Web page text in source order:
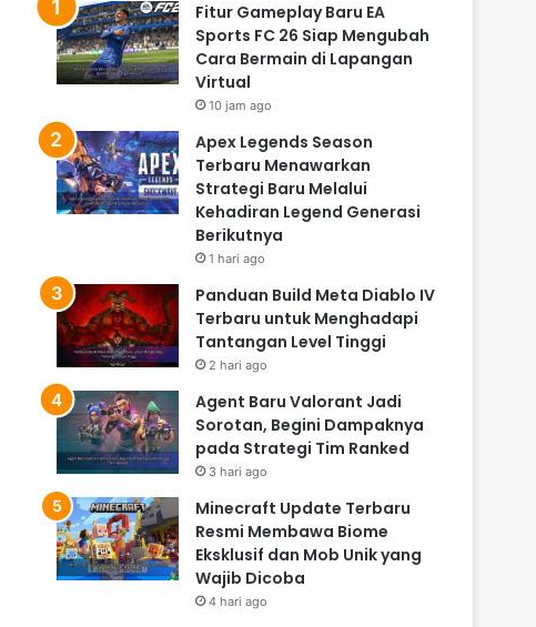
Fitur Gameplay Baru EA
Sports FC 26 Siap Mengubah
Cara Bermain di Lapangan
Virtual
10 jam ago
Apex Legends Season
Terbaru Menawarkan
Strategi Baru Melalui
Kehadiran Legend Generasi
Berikutnya
1 hari ago
Panduan Build Meta Diablo IV
Terbaru untuk Menghadapi
Tantangan Level Tinggi
2 hari ago
Agent Baru Valorant Jadi
Sorotan, Begini Dampaknya
pada Strategi Tim Ranked
3 hari ago
Minecraft Update Terbaru
Resmi Membawa Biome
Eksklusif dan Mob Unik yang
Wajib Dicoba
4 hari ago